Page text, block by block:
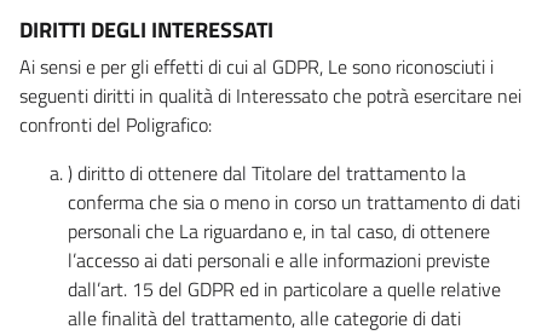
DIRITTI DEGLI INTERESSATI
Ai sensi e per gli effetti di cui al GDPR, Le sono riconosciuti i
seguenti diritti in qualità di Interessato che potrà esercitare nei
confronti del Poligrafico:
) diritto di ottenere dal Titolare del trattamento la
conferma che sia o meno in corso un trattamento di dati
personali che La riguardano e, in tal caso, di ottenere
l’accesso ai dati personali e alle informazioni previste
dall’art. 15 del GDPR ed in particolare a quelle relative
alle finalità del trattamento, alle categorie di dati